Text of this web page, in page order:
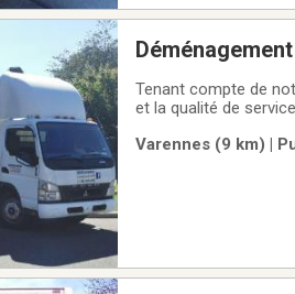
Tenant compte de
et la qualité de
meubles/bureaux à
Varennes (9 km) |